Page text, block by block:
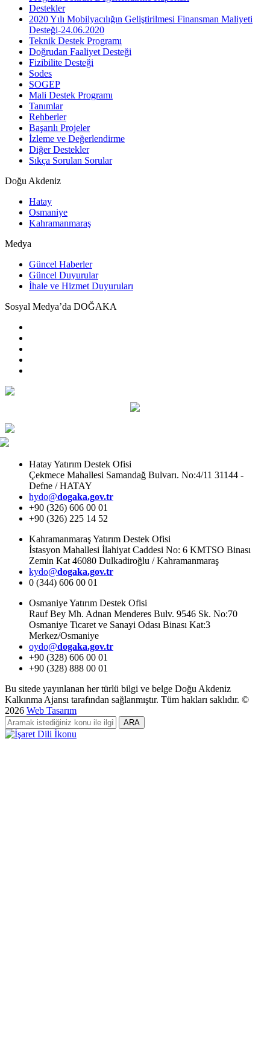
Destekler
2020 Yılı Mobilyacılığın Geliştirilmesi Finansman Maliyeti
Desteği-24.06.2020
Teknik Destek Programı
Doğrudan Faaliyet Desteği
Fizibilite Desteği
Sodes
SOGEP
Mali Destek Programı
Tanımlar
Rehberler
Başarılı Projeler
İzleme ve Değerlendirme
Diğer Destekler
Sıkça Sorulan Sorular
Doğu Akdeniz
Hatay
Osmaniye
Kahramanmaraş
Medya
Güncel Haberler
Güncel Duyurular
İhale ve Hizmet Duyuruları
Sosyal Medya’da DOĞAKA
Hatay Yatırım Destek Ofisi
Çekmece Mahallesi Samandağ Bulvarı. No:4/11 31144 -
Defne / HATAY
hydo@dogaka.gov.tr
+90 (326) 606 00 01
+90 (326) 225 14 52
Kahramanmaraş Yatırım Destek Ofisi
İstasyon Mahallesi İlahiyat Caddesi No: 6 KMTSO Binası
Zemin Kat 46080 Dulkadiroğlu / Kahramanmaraş
kydo@dogaka.gov.tr
0 (344) 606 00 01
Osmaniye Yatırım Destek Ofisi
Rauf Bey Mh. Adnan Menderes Bulv. 9546 Sk. No:70
Osmaniye Ticaret ve Sanayi Odası Binası Kat:3
Merkez/Osmaniye
oydo@dogaka.gov.tr
+90 (328) 606 00 01
+90 (328) 888 00 01
Bu sitede yayınlanan her türlü bilgi ve belge Doğu Akdeniz
Kalkınma Ajansı tarafından sağlanmıştır. Tüm hakları saklıdır. ©
2026 Web Tasarım
ARA